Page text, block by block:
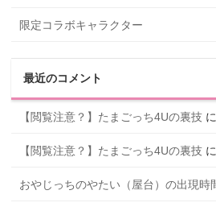
限定コラボキャラクター
最近のコメント
【閲覧注意？】たまごっち4Uの裏技
【閲覧注意？】たまごっち4Uの裏技
おやじっちのやたい（屋台）の出現時